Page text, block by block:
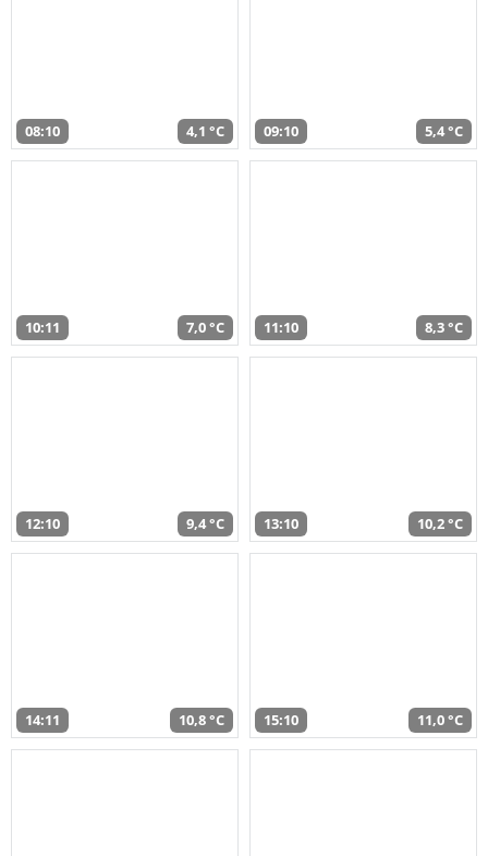
08:10 4,1 °C 09:10 5,4 °C
10:11 7,0 °C 11:10 8,3 °C
12:10 9,4 °C 13:10 10,2 °C
14:11 10,8 °C 15:10 11,0 °C